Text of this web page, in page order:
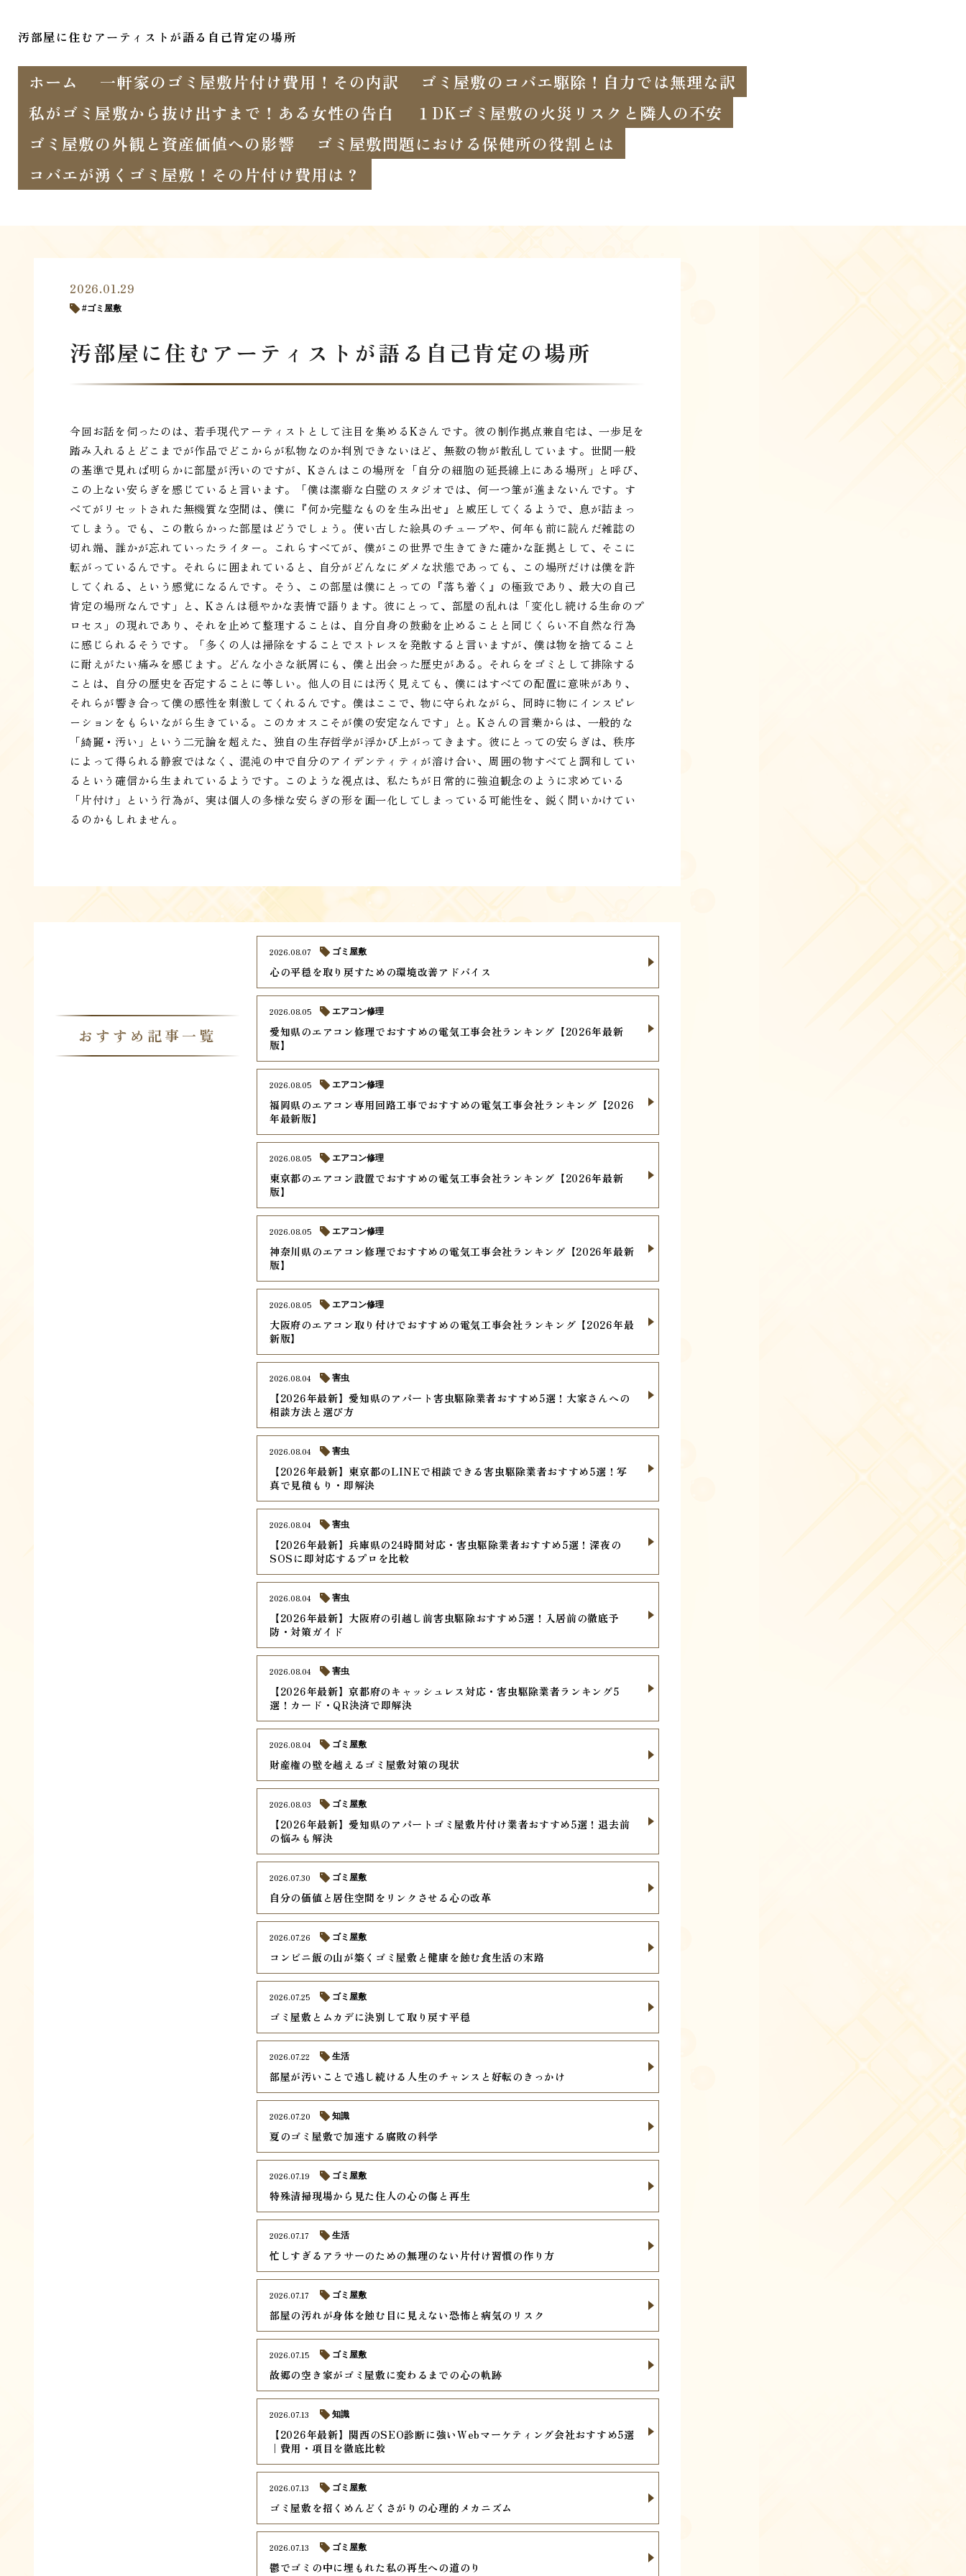
汚部屋に住むアーティストが語る自己肯定の場所
ホーム 一軒家のゴミ屋敷片付け費用！その内訳
ゴミ屋敷のコバエ駆除！自力では無理な訳
私がゴミ屋敷から抜け出すまで！ある女性の告白
１DKゴミ屋敷の火災リスクと隣人の不安
ゴミ屋敷の外観と資産価値への影響
ゴミ屋敷問題における保健所の役割とは
コバエが湧くゴミ屋敷！その片付け費用は？
2026.01.29
ゴミ屋敷
汚部屋に住むアーティストが語る自己肯定の場所
今回お話を伺ったのは、若手現代アーティストとして注目を集めるKさんです。彼の制作拠点兼自宅は、一歩足を
踏み入れるとどこまでが作品でどこからが私物なのか判別できないほど、無数の物が散乱しています。世間一般
の基準で見れば明らかに部屋が汚いのですが、Kさんはこの場所を「自分の細胞の延長線上にある場所」と呼び、
この上ない安らぎを感じていると言います。「僕は潔癖な白壁のスタジオでは、何一つ筆が進まないんです。す
べてがリセットされた無機質な空間は、僕に『何か完璧なものを生み出せ』と威圧してくるようで、息が詰まっ
てしまう。でも、この散らかった部屋はどうでしょう。使い古した絵具のチューブや、何年も前に読んだ雑誌の
切れ端、誰かが忘れていったライター。これらすべてが、僕がこの世界で生きてきた確かな証拠として、そこに
転がっているんです。それらに囲まれていると、自分がどんなにダメな状態であっても、この場所だけは僕を許
してくれる、という感覚になるんです。そう、この部屋は僕にとっての『落ち着く』の極致であり、最大の自己
肯定の場所なんです」と、Kさんは穏やかな表情で語ります。彼にとって、部屋の乱れは「変化し続ける生命のプ
ロセス」の現れであり、それを止めて整理することは、自分自身の鼓動を止めることと同じくらい不自然な行為
に感じられるそうです。「多くの人は掃除をすることでストレスを発散すると言いますが、僕は物を捨てること
に耐えがたい痛みを感じます。どんな小さな紙屑にも、僕と出会った歴史がある。それらをゴミとして排除する
ことは、自分の歴史を否定することに等しい。他人の目には汚く見えても、僕にはすべての配置に意味があり、
それらが響き合って僕の感性を刺激してくれるんです。僕はここで、物に守られながら、同時に物にインスピレ
ーションをもらいながら生きている。このカオスこそが僕の安定なんです」と。Kさんの言葉からは、一般的な
「綺麗・汚い」という二元論を超えた、独自の生存哲学が浮かび上がってきます。彼にとっての安らぎは、秩序
によって得られる静寂ではなく、混沌の中で自分のアイデンティティが溶け合い、周囲の物すべてと調和してい
るという確信から生まれているようです。このような視点は、私たちが日常的に強迫観念のように求めている
「片付け」という行為が、実は個人の多様な安らぎの形を画一化してしまっている可能性を、鋭く問いかけてい
るのかもしれません。
おすすめ記事一覧
心の平穏を取り戻すための環境改善アドバイス
2026.08.07 ゴミ屋敷
愛知県のエアコン修理でおすすめの電気工事会社ランキング【2026年最新
版】
2026.08.05 エアコン修理
福岡県のエアコン専用回路工事でおすすめの電気工事会社ランキング【2026
年最新版】
2026.08.05 エアコン修理
東京都のエアコン設置でおすすめの電気工事会社ランキング【2026年最新
版】
2026.08.05 エアコン修理
神奈川県のエアコン修理でおすすめの電気工事会社ランキング【2026年最新
版】
2026.08.05 エアコン修理
大阪府のエアコン取り付けでおすすめの電気工事会社ランキング【2026年最
新版】
2026.08.05 エアコン修理
【2026年最新】愛知県のアパート害虫駆除業者おすすめ5選！大家さんへの
相談方法と選び方
2026.08.04 害虫
【2026年最新】東京都のLINEで相談できる害虫駆除業者おすすめ5選！写
真で見積もり・即解決
2026.08.04 害虫
【2026年最新】兵庫県の24時間対応・害虫駆除業者おすすめ5選！深夜の
SOSに即対応するプロを比較
2026.08.04 害虫
【2026年最新】大阪府の引越し前害虫駆除おすすめ5選！入居前の徹底予
防・対策ガイド
2026.08.04 害虫
【2026年最新】京都府のキャッシュレス対応・害虫駆除業者ランキング5
選！カード・QR決済で即解決
2026.08.04 害虫
財産権の壁を越えるゴミ屋敷対策の現状
2026.08.04 ゴミ屋敷
【2026年最新】愛知県のアパートゴミ屋敷片付け業者おすすめ5選！退去前
の悩みも解決
2026.08.03 ゴミ屋敷
自分の価値と居住空間をリンクさせる心の改革
2026.07.30 ゴミ屋敷
コンビニ飯の山が築くゴミ屋敷と健康を蝕む食生活の末路
2026.07.26 ゴミ屋敷
ゴミ屋敷とムカデに決別して取り戻す平穏
2026.07.25 ゴミ屋敷
部屋が汚いことで逃し続ける人生のチャンスと好転のきっかけ
2026.07.22 生活
夏のゴミ屋敷で加速する腐敗の科学
2026.07.20 知識
特殊清掃現場から見た住人の心の傷と再生
2026.07.19 ゴミ屋敷
忙しすぎるアラサーのための無理のない片付け習慣の作り方
2026.07.17 生活
部屋の汚れが身体を蝕む目に見えない恐怖と病気のリスク
2026.07.17 ゴミ屋敷
故郷の空き家がゴミ屋敷に変わるまでの心の軌跡
2026.07.15 ゴミ屋敷
【2026年最新】関西のSEO診断に強いWebマーケティング会社おすすめ5選
｜費用・項目を徹底比較
2026.07.13 知識
ゴミ屋敷を招くめんどくさがりの心理的メカニズム
2026.07.13 ゴミ屋敷
鬱でゴミの中に埋もれた私の再生への道のり
2026.07.13 ゴミ屋敷